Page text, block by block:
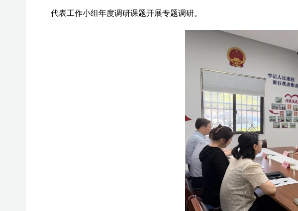
代表工作小组年度调研课题开展专题调研。